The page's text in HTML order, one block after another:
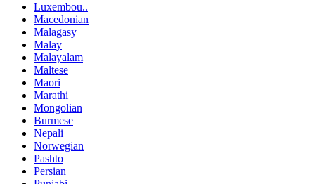
Luxembou..
Macedonian
Malagasy
Malay
Malayalam
Maltese
Maori
Marathi
Mongolian
Burmese
Nepali
Norwegian
Pashto
Persian